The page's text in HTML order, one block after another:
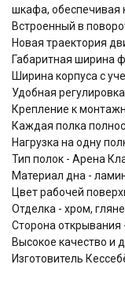
шкафа, обеспечивая
Встроенный в
Новая траектория
Габаритная ширина
Ширина корпуса с
Удобная
Крепление к
Каждая полка
Нагрузка на одну
Тип полок - Арена
Материал дна -
Цвет рабочей
Отделка - хром,
Сторона открывания
Высокое качество и
Изготовитель